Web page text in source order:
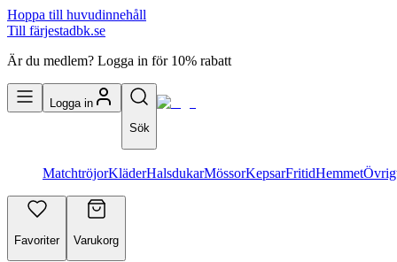
Hoppa till huvudinnehåll
Till färjestadbk.se
Är du medlem? Logga in för 10% rabatt
Logga in
Sök
MatchtröjorKläderHalsdukarMössorKepsarFritidHemmet
Favoriter Varukorg